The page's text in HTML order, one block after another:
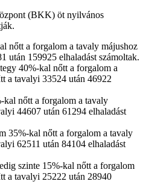
(BKK) öt nyilvános
nőtt a forgalom a tavaly májushoz
után 159925 elhaladást számoltak.
40%-kal nőtt a forgalom a
a tavalyi 33524 után 46922
nőtt a forgalom a tavaly
44607 után 61294 elhaladást
35%-kal nőtt a forgalom a tavaly
62511 után 84104 elhaladást
szinte 15%-kal nőtt a forgalom
a tavalyi 25222 után 28940